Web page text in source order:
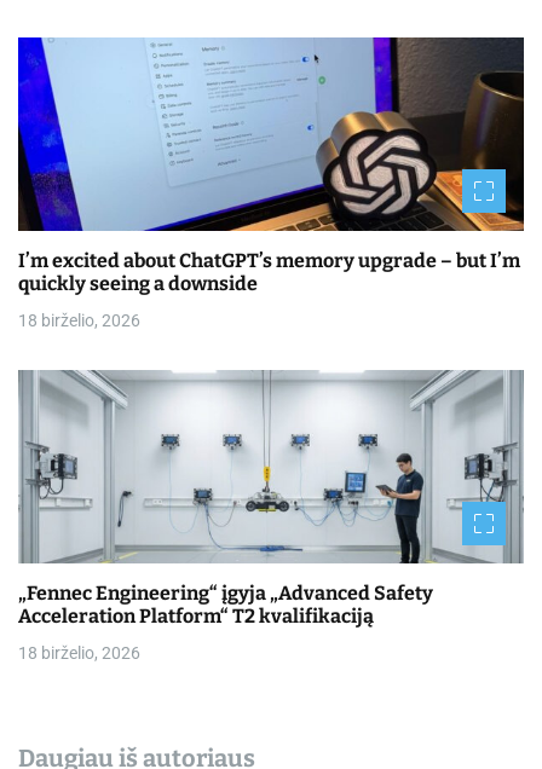
I’m excited about ChatGPT’s memory upgrade – but I’m
quickly seeing a downside
18 birželio, 2026
„Fennec Engineering“ įgyja „Advanced Safety
Acceleration Platform“ T2 kvalifikaciją
18 birželio, 2026
Daugiau iš autoriaus